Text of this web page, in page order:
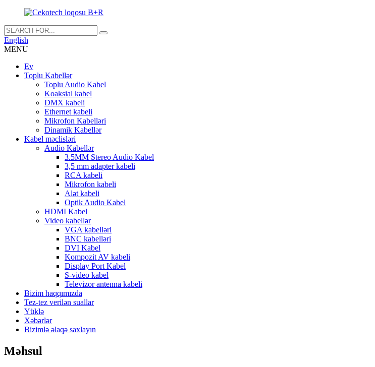
English
MENU
Ev
Toplu Kabellər
Toplu Audio Kabel
Koaksial kabel
DMX kabeli
Ethernet kabeli
Mikrofon Kabelləri
Dinamik Kabellər
Kabel məclisləri
Audio Kabellər
3.5MM Stereo Audio Kabel
3,5 mm adapter kabeli
RCA kabeli
Mikrofon kabeli
Alət kabeli
Optik Audio Kabel
HDMI Kabel
Video kabellər
VGA kabelləri
BNC kabelləri
DVI Kabel
Kompozit AV kabeli
Display Port Kabel
S-video kabel
Televizor antenna kabeli
Bizim haqqımızda
Tez-tez verilən suallar
Yüklə
Xəbərlər
Bizimlə əlaqə saxlayın
Məhsul